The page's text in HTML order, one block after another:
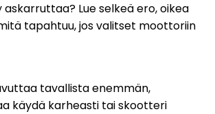
askarruttaa? Lue selkeä ero, oikea
tapahtuu, jos valitset moottoriin
tavallista enemmän,
käydä karheasti tai skootteri